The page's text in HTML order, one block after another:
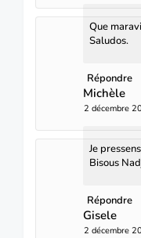
Que
Saludos.
Répondre
Michèle
2 décembre
Je
Bisous
Répondre
Gisele
2 décembre